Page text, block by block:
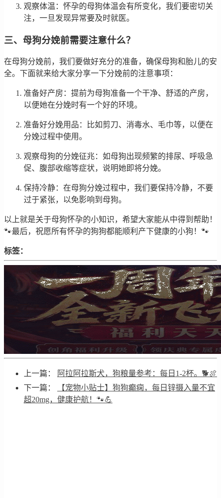
观察体温：怀孕的母狗体温会有所变化，我们要密切关
注，一旦发现异常要及时就医。
三、母狗分娩前需要注意什么？
在母狗分娩前，我们要做好充分的准备，确保母狗和胎儿的安
全。下面就来给大家分享一下分娩前的注意事项：
准备好产房：提前为母狗准备一个干净、舒适的产房，
以便她在分娩时有一个好的环境。
准备好分娩用品：比如剪刀、消毒水、毛巾等，以便在
分娩过程中使用。
观察母狗的分娩征兆：如母狗出现频繁的排尿、呼吸急
促、腹部收缩等症状，说明她即将分娩。
保持冷静：在母狗分娩过程中，我们要保持冷静，不要
过于紧张，以免影响到母狗。
以上就是关于母狗怀孕的小知识，希望大家能从中得到帮助！
🐾最后，祝愿所有怀孕的狗狗都能顺利产下健康的小狗！🐾
标签：
上一篇：
阿拉阿拉斯犬，狗粮量参考：每日1-2杯。🐕🍖
下一篇：
【宠物小贴士】狗狗癫痫，每日锌摄入量不宜
超20mg，健康护航！🐾💪